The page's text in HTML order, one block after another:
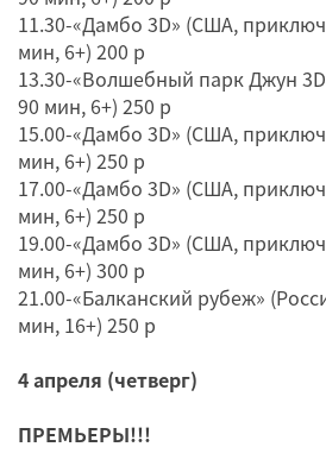
11.30-«Дамбо 3D» (США,
мин, 6+) 200 р
13.30-«Волшебный парк Джун
90 мин, 6+) 250 р
15.00-«Дамбо 3D» (США,
мин, 6+) 250 р
17.00-«Дамбо 3D» (США,
мин, 6+) 250 р
19.00-«Дамбо 3D» (США,
мин, 6+) 300 р
21.00-«Балканский рубеж»
мин, 16+) 250 р
4 апреля (четверг)
ПРЕМЬЕРЫ!!!